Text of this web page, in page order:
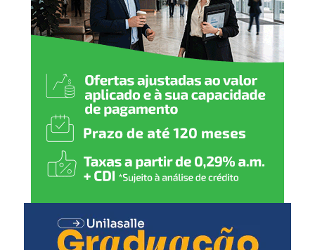
“Estarei fazendo parte da
coordenação da campanha
ao Palácio Piratini, o que
vai exigir que eu me afaste
das minhas funções na
Secretaria Municipal de
Relações Institucionais do
governo canoense”,
declarou.